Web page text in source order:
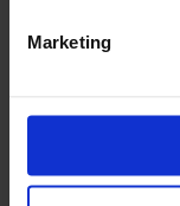
Marketing